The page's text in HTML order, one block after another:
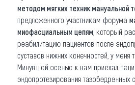
методом мягких техник мануальной
предложенного участникам форума
миофасциальным цепям , который
реабилитацию пациентов после
суставов нижних конечностей, у меня
Минувшей осенью к нам приехал
эндопротезирования тазобедренных